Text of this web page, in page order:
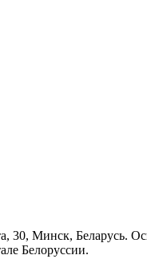
30, Минск, Беларусь.
Белоруссии.